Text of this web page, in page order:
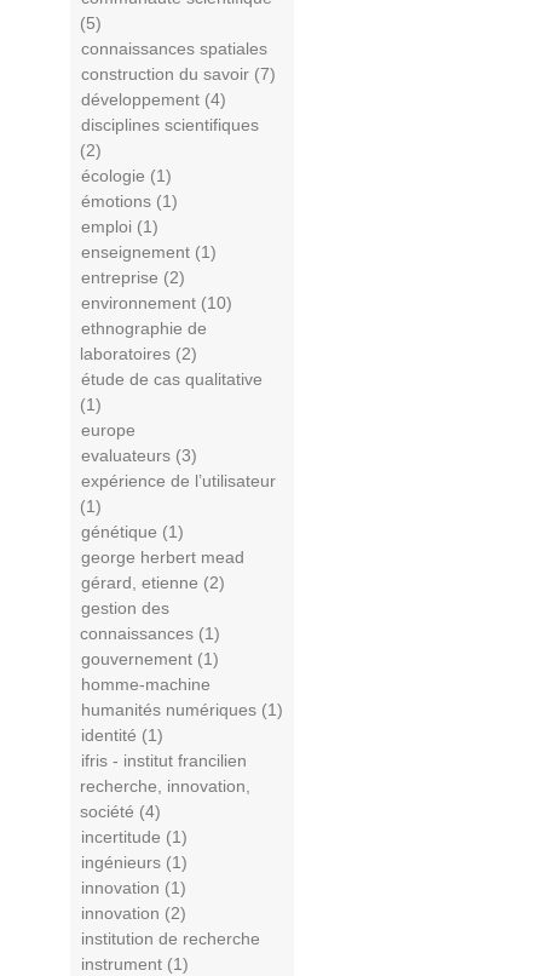
(5)
connaissances spatiales
construction du savoir (7)
développement (4)
disciplines scientifiques
(2)
écologie (1)
émotions (1)
emploi (1)
enseignement (1)
entreprise (2)
environnement (10)
ethnographie de
laboratoires (2)
étude de cas qualitative
(1)
europe
evaluateurs (3)
expérience de l’utilisateur
(1)
génétique (1)
george herbert mead
gérard, etienne (2)
gestion des
connaissances (1)
gouvernement (1)
homme-machine
humanités numériques (1)
identité (1)
ifris - institut francilien
recherche, innovation,
société (4)
incertitude (1)
ingénieurs (1)
innovation (1)
innovation (2)
institution de recherche
instrument (1)